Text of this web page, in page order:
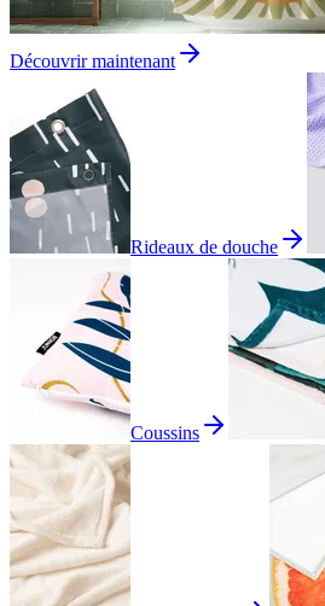
Découvrir maintenant
Rideaux de douche
Coussins